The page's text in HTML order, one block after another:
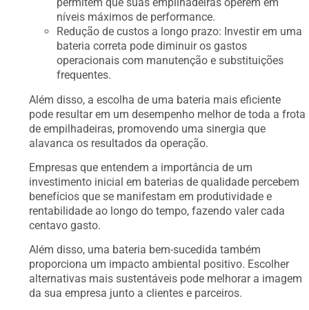
níveis máximos de performance.
Redução de custos a longo prazo: Investir em uma
bateria correta pode diminuir os gastos
operacionais com manutenção e substituições
frequentes.
Além disso, a escolha de uma bateria mais eficiente
pode resultar em um desempenho melhor de toda a frota
de empilhadeiras, promovendo uma sinergia que
alavanca os resultados da operação.
Empresas que entendem a importância de um
investimento inicial em baterias de qualidade percebem
benefícios que se manifestam em produtividade e
rentabilidade ao longo do tempo, fazendo valer cada
centavo gasto.
Além disso, uma bateria bem-sucedida também
proporciona um impacto ambiental positivo. Escolher
alternativas mais sustentáveis pode melhorar a imagem
da sua empresa junto a clientes e parceiros.